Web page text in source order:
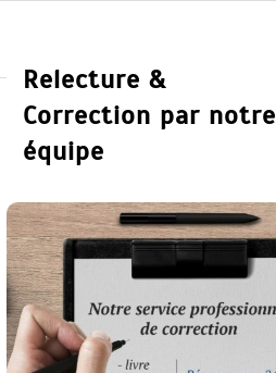
Relecture &
Correction par notre
équipe